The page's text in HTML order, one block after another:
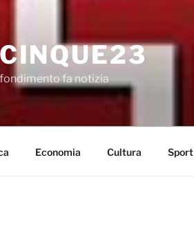
fa notizia
Economia Cultura Sport